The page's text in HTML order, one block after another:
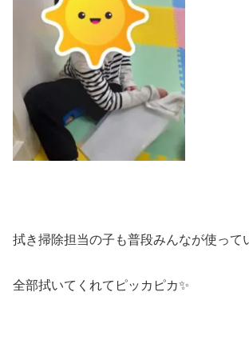
拭き掃除担当の子も普段みんなが使って
全部拭いてくれてピッカピカ✨